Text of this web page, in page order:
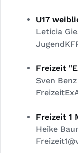
U17
Leticia
Freizeit
Sven
Freizeit 1
Heike